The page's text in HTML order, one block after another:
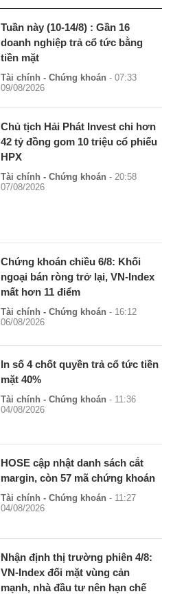
Tuần này (10-14/8) : Gần 16
doanh nghiệp trả cổ tức bằng
tiền mặt
Tài chính - Chứng khoán - 07:33
09/08/2026
Chủ tịch Hải Phát Invest chi hơn
42 tỷ đồng gom 10 triệu cổ phiếu
HPX
Tài chính - Chứng khoán - 20:58
07/08/2026
Chứng khoán chiều 6/8: Khối
ngoại bán ròng trở lại, VN-Index
mất hơn 11 điểm
Tài chính - Chứng khoán - 16:12
06/08/2026
In số 4 chốt quyền trả cổ tức tiền
mặt 40%
Tài chính - Chứng khoán - 11:36
04/08/2026
HOSE cập nhật danh sách cắt
margin, còn 57 mã chứng khoán
Tài chính - Chứng khoán - 11:27
04/08/2026
Nhận định thị trường phiên 4/8:
VN-Index đối mặt vùng cản
mạnh, nhà đầu tư nên hạn chế